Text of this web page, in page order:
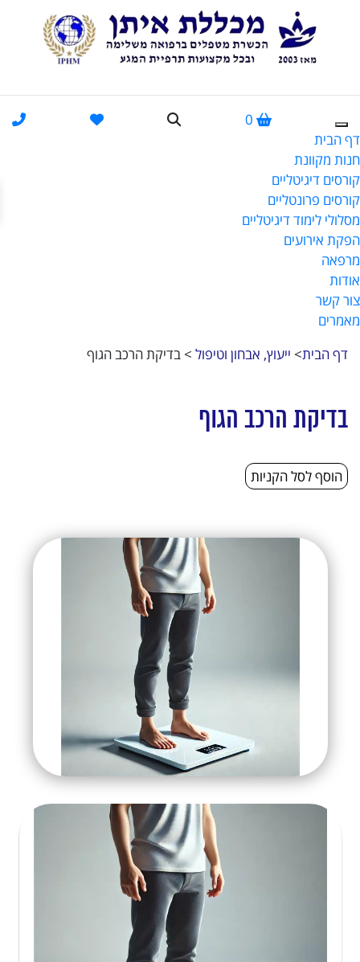
0
דף הבית
חנות מקוונת
קורסים דיגיטליים
קורסים פרונטליים
מסלולי לימוד דיגיטליים
הפקת אירועים
מרפאה
אודות
צור קשר
מאמרים
דף הבית> ייעוץ, אבחון וטיפול > בדיקת הרכב הגוף
בדיקת הרכב הגוף
הוסף לסל הקניות